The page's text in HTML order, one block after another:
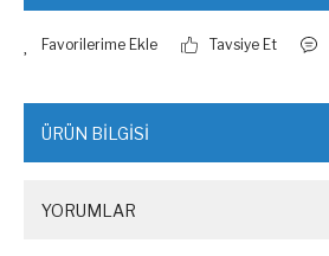
Tavsiye Et
ÜRÜN BİLGİSİ
YORUMLAR